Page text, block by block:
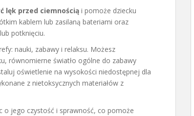
lęk przed ciemnością i pomoże dziecku
kablem lub zasilaną bateriami oraz
potknięciu.
nauki, zabawy i relaksu. Możesz
równomierne światło ogólne do zabawy
oświetlenie na wysokości niedostępnej dla
z nietoksycznych materiałów z
o jego czystość i sprawność, co pomoże